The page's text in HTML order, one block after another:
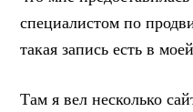
специалистом по
такая запись есть в
Там я вел несколько